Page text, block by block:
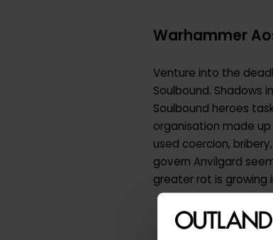
Warhammer
Venture into the
Soulbound. Shadows
Soulbound heroes
organisation made
used coercion,
govern Anvilgard
greater rot is